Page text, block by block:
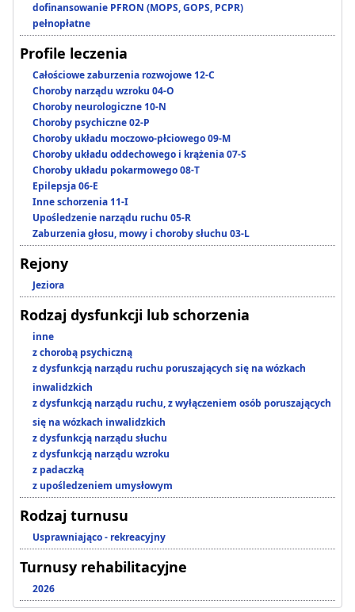
dofinansowanie PFRON (MOPS, GOPS, PCPR)
pełnopłatne
Profile leczenia
Całościowe zaburzenia rozwojowe 12-C
Choroby narządu wzroku 04-O
Choroby neurologiczne 10-N
Choroby psychiczne 02-P
Choroby układu moczowo-płciowego 09-M
Choroby układu oddechowego i krążenia 07-S
Choroby układu pokarmowego 08-T
Epilepsja 06-E
Inne schorzenia 11-I
Upośledzenie narządu ruchu 05-R
Zaburzenia głosu, mowy i choroby słuchu 03-L
Rejony
Jeziora
Rodzaj dysfunkcji lub schorzenia
inne
z chorobą psychiczną
z dysfunkcją narządu ruchu poruszających się na wózkach
inwalidzkich
z dysfunkcją narządu ruchu, z wyłączeniem osób poruszających
się na wózkach inwalidzkich
z dysfunkcją narządu słuchu
z dysfunkcją narządu wzroku
z padaczką
z upośledzeniem umysłowym
Rodzaj turnusu
Usprawniająco - rekreacyjny
Turnusy rehabilitacyjne
2026